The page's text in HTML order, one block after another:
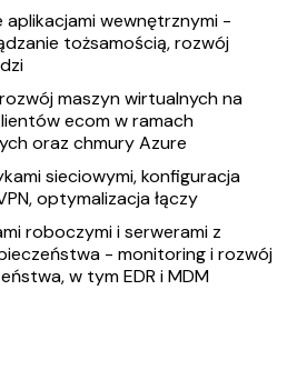
aplikacjami wewnętrznymi -
tożsamością, rozwój
maszyn wirtualnych na
ecom w ramach
oraz chmury Azure
sieciowymi, konfiguracja
optymalizacja łączy
roboczymi i serwerami z
- monitoring i rozwój
w tym EDR i MDM